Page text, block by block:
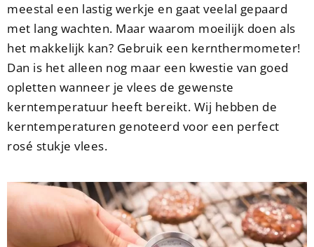
meestal een lastig werkje en gaat veelal gepaard
met lang wachten. Maar waarom moeilijk doen als
het makkelijk kan? Gebruik een kernthermometer!
Dan is het alleen nog maar een kwestie van goed
opletten wanneer je vlees de gewenste
kerntemperatuur heeft bereikt. Wij hebben de
kerntemperaturen genoteerd voor een perfect
rosé stukje vlees.